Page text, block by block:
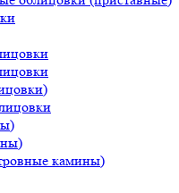
камины)